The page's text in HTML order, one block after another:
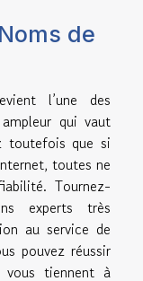
de
l’une des
qui vaut
toutefois que si
toutes ne
Tournez-
experts très
au service de
pouvez réussir
tiennent à